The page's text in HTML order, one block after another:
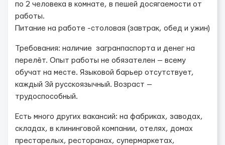
по 2 человека в комнате, в пешей досягаемости от
работы.
Питание на работе -столовая (завтрак, обед и ужин)
Требования: наличие загранпаспорта и денег на
перелёт. Опыт работы не обязателен — всему
обучат на месте. Языковой барьер отсутствует,
каждый 3й русскоязычный. Возраст —
трудоспособный.
Есть много других вакансий: на фабриках, заводах,
складах, в клининговой компании, отелях, домах
престарелых, ресторанах, супермаркетах,